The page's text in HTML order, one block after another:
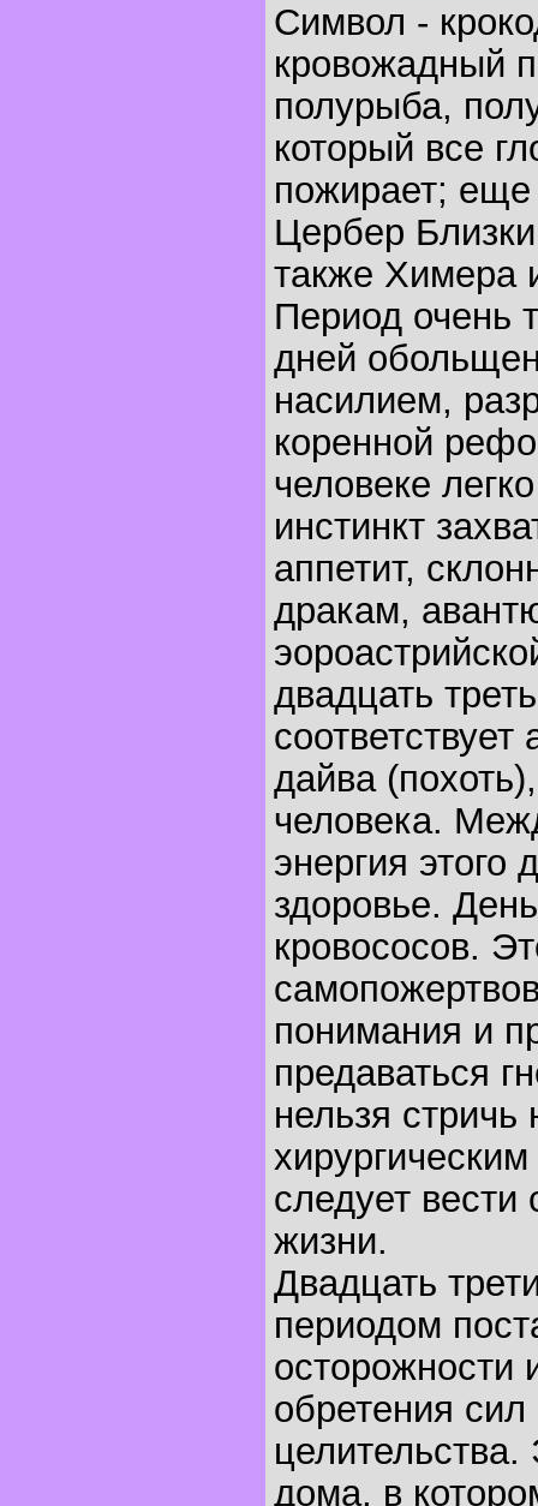
Символ -
кровожадный
полурыба,
который все
пожирает;
Цербер
также Химера
Период очень
дней
насилием,
коренной
человеке
инстинкт
аппетит,
дракам,
двадцать
дайва
человека.
энергия этого
здоровье.
кровососов.
понимания и
предаваться
нельзя стричь
следует вести
жизни.
Двадцать
периодом
осторожности
обретения
дома, в